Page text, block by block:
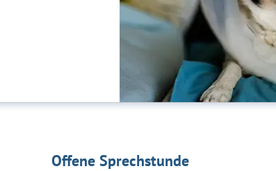
Offene Sprechstunde